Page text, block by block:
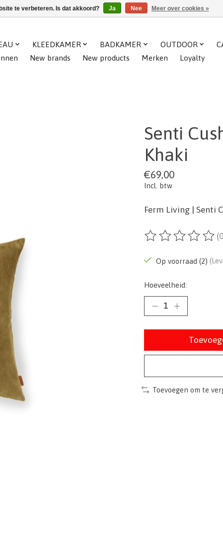
KLEEDKAMER BADKAMER OUTDOOR
New brands New products Merken Loyalty
Senti
Khaki
€69,00
Incl. btw
Ferm Living | Senti
De beoordeling
Op voorraad (2)
Hoeveelheid:
Toevoegen om te
te verbeteren. Is dat akkoord? Ja Nee Meer over cookies »